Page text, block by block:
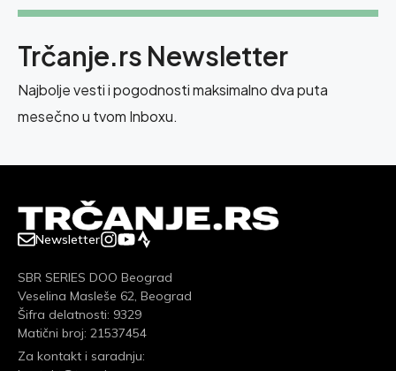
Trčanje.rs Newsletter
Najbolje vesti i pogodnosti maksimalno dva puta
mesečno u tvom Inboxu.
Newsletter
SBR SERIES DOO Beograd
Veselina Masleše 62, Beograd
Šifra delatnosti: 9329
Matični broj: 21537454
Za kontakt i saradnju: